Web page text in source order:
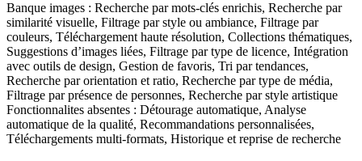
Banque images : Recherche par mots-clés enrichis, Recherche par
similarité visuelle, Filtrage par style ou ambiance, Filtrage par
couleurs, Téléchargement haute résolution, Collections thématiques,
Suggestions d’images liées, Filtrage par type de licence, Intégration
avec outils de design, Gestion de favoris, Tri par tendances,
Recherche par orientation et ratio, Recherche par type de média,
Filtrage par présence de personnes, Recherche par style artistique
Fonctionnalites absentes : Détourage automatique, Analyse
automatique de la qualité, Recommandations personnalisées,
Téléchargements multi-formats, Historique et reprise de recherche